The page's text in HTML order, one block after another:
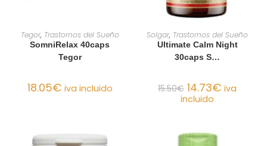
AÑADIR AL CARRITO
Tegor, Trastornos del Sueño
SomniRelax 40caps
Tegor
18.05€ iva incluido
AÑADIR AL CARRITO
Solgar, Trastornos del Sueño
Ultimate Calm Night
30caps S…
15.50€ 14.73€ iva
incluido